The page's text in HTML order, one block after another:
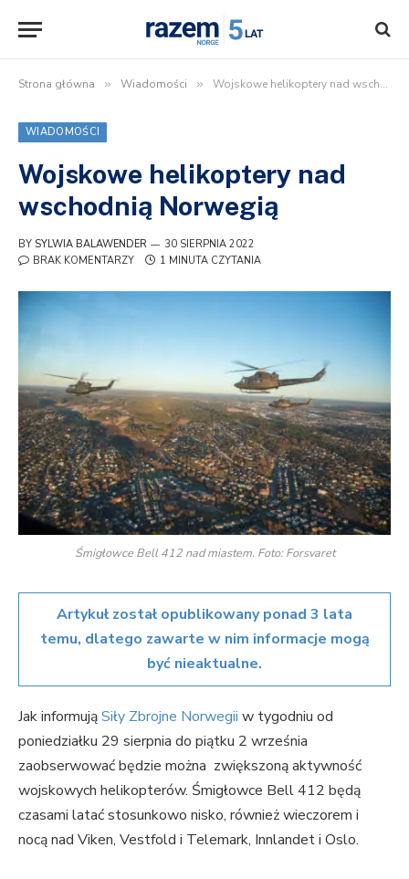
Strona główna » Wiadomości » Wojskowe helikoptery nad wschodnią Norwegią
WIADOMOŚCI
Wojskowe helikoptery nad
wschodnią Norwegią
BY SYLWIA BALAWENDER
30 SIERPNIA 2022
BRAK KOMENTARZY
1 MINUTA CZYTANIA
Śmigłowce Bell 412 nad miastem. Foto: Forsvaret
Artykuł został opublikowany ponad 3 lata
temu, dlatego zawarte w nim informacje mogą
być nieaktualne.
Jak informująSiły Zbrojne Norwegii w tygodniu od
poniedziałku 29 sierpnia do piątku 2 września
zaobserwować będzie można zwiększoną aktywność
wojskowych helikopterów. Śmigłowce Bell 412 będą
czasami latać stosunkowo nisko, również wieczorem i
nocą nad Viken, Vestfold i Telemark, Innlandet i Oslo.